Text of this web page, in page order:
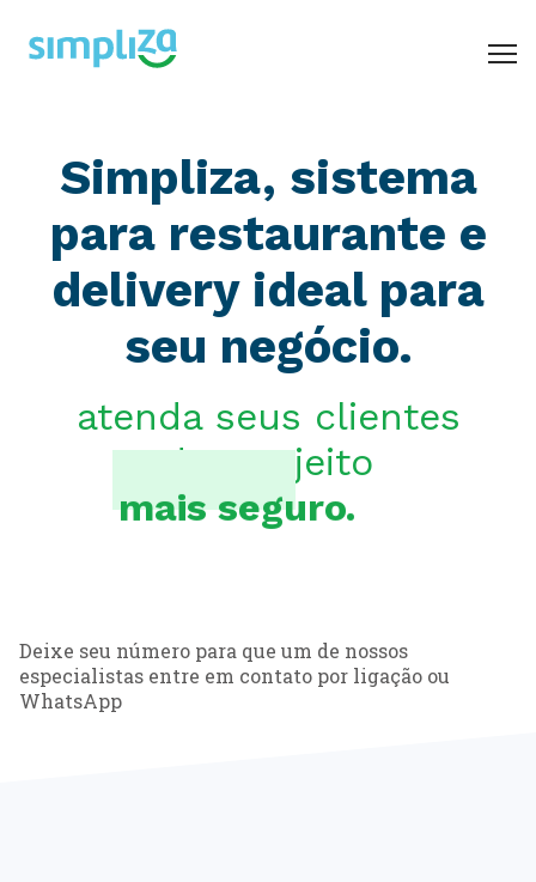
administrativo
cardápio digital
comanda eletrônica
delivery
frente de caixa - pdv
integrações
pizzaria
açaí
lanchonete
Simpliza, sistema
para restaurante e
delivery ideal para
seu negócio.
atenda seus clientes
de um jeito
mais seguro.
Deixe seu número para que um de nossos
especialistas entre em contato por ligação ou
WhatsApp